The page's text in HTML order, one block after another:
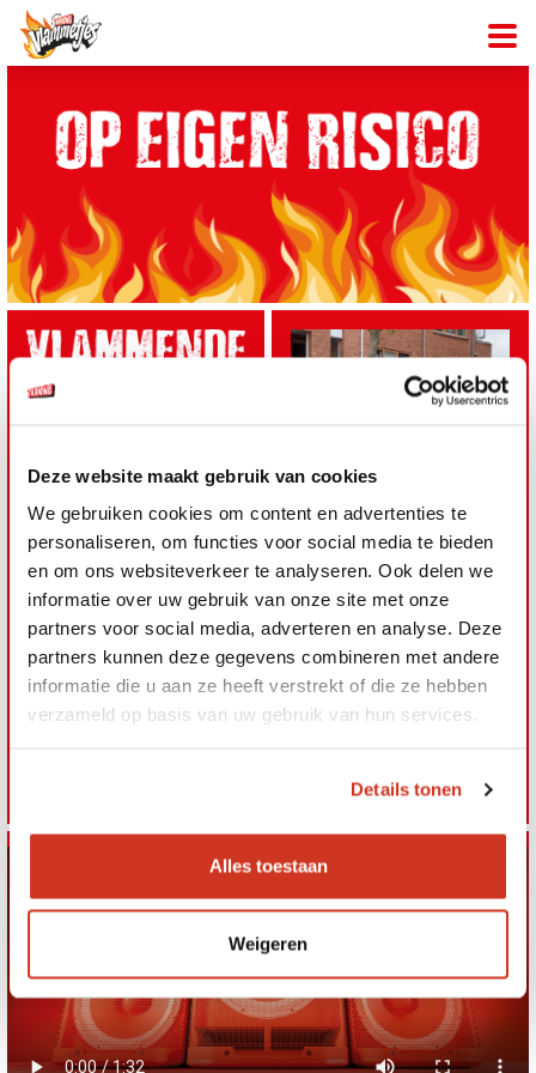
Deze website maakt gebruik van cookies
We gebruiken cookies om content en advertenties te
personaliseren, om functies voor social media te bieden
en om ons websiteverkeer te analyseren. Ook delen we
informatie over uw gebruik van onze site met onze
partners voor social media, adverteren en analyse. Deze
partners kunnen deze gegevens combineren met andere
informatie die u aan ze heeft verstrekt of die ze hebben
verzameld op basis van uw gebruik van hun services.
Details tonen
Alles toestaan
Weigeren
We rukken regelmatig uit
met onze Vlammetjes
brandweerwagen om
feestjes die wel wat pit
kunnen gebruiken op te
‘spicen’. Houd onze socials
in de gaten!